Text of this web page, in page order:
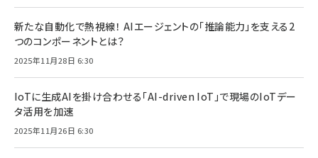
新たな自動化で熱視線！ AIエージェントの「推論能力」を支える2
つのコンポーネントとは？
2025年11月28日 6:30
IoTに生成AIを掛け合わせる「AI-driven IoT」で現場のIoTデー
タ活用を加速
2025年11月26日 6:30